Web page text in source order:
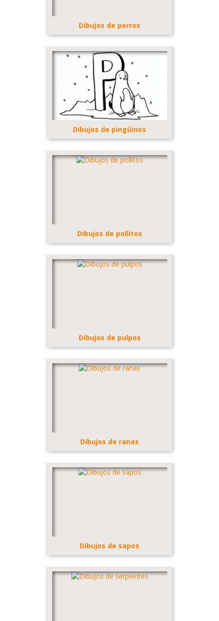
Dibujos de perros
Dibujos de pingüinos
Dibujos de pollitos
Dibujos de pulpos
Dibujos de ranas
Dibujos de sapos